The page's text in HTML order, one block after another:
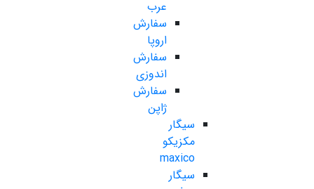
عرب
سفارش
اروپا
سفارش
اندوزی
سفارش
ژاپن
سیگار
مکزیکو
maxico
سیگار